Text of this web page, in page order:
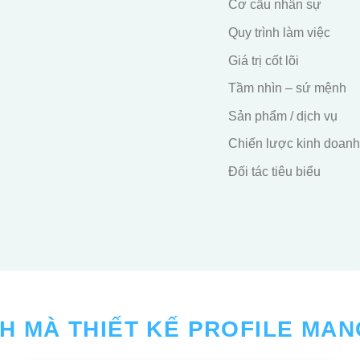
Cơ cấu nhân sự
Quy trình làm việc
Giá trị cốt lõi
Tầm nhìn – sứ mệnh
Sản phẩm / dịch vụ
Chiến lược kinh doanh
Đối tác tiêu biểu
MÀ THIẾT KẾ PROFILE